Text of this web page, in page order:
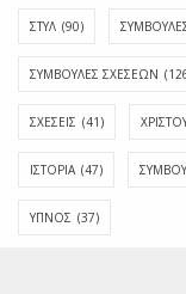
ΣΤΥΛ (90)
ΣΥΜΒΟΥΛΕΣ ΣΧΕΣΕΩΝ
ΣΧΕΣΕΙΣ (41)
ΙΣΤΟΡΊΑ (47)
ΎΠΝΟΣ (37)